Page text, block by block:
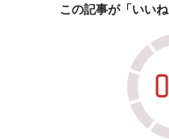
この記事が「いい